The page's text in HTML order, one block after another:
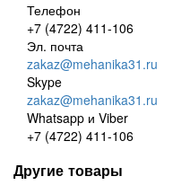
Телефон
+7 (4722) 411-106
Эл. почта
zakaz@mehanika31.ru
Skype
zakaz@mehanika31.ru
Whatsapp и Viber
+7 (4722) 411-106
Другие товары